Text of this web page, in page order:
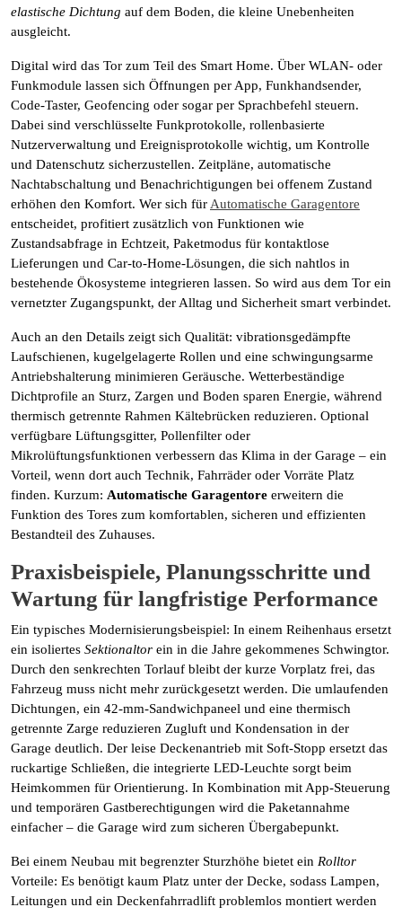
elastische Dichtung auf dem Boden, die kleine Unebenheiten
ausgleicht.
Digital wird das Tor zum Teil des Smart Home. Über WLAN- oder
Funkmodule lassen sich Öffnungen per App, Funkhandsender,
Code-Taster, Geofencing oder sogar per Sprachbefehl steuern.
Dabei sind verschlüsselte Funkprotokolle, rollenbasierte
Nutzerverwaltung und Ereignisprotokolle wichtig, um Kontrolle
und Datenschutz sicherzustellen. Zeitpläne, automatische
Nachtabschaltung und Benachrichtigungen bei offenem Zustand
erhöhen den Komfort. Wer sich für Automatische Garagentore
entscheidet, profitiert zusätzlich von Funktionen wie
Zustandsabfrage in Echtzeit, Paketmodus für kontaktlose
Lieferungen und Car-to-Home-Lösungen, die sich nahtlos in
bestehende Ökosysteme integrieren lassen. So wird aus dem Tor ein
vernetzter Zugangspunkt, der Alltag und Sicherheit smart verbindet.
Auch an den Details zeigt sich Qualität: vibrationsgedämpfte
Laufschienen, kugelgelagerte Rollen und eine schwingungsarme
Antriebshalterung minimieren Geräusche. Wetterbeständige
Dichtprofile an Sturz, Zargen und Boden sparen Energie, während
thermisch getrennte Rahmen Kältebrücken reduzieren. Optional
verfügbare Lüftungsgitter, Pollenfilter oder
Mikrolüftungsfunktionen verbessern das Klima in der Garage – ein
Vorteil, wenn dort auch Technik, Fahrräder oder Vorräte Platz
finden. Kurzum: Automatische Garagentore erweitern die
Funktion des Tores zum komfortablen, sicheren und effizienten
Bestandteil des Zuhauses.
Praxisbeispiele, Planungsschritte und
Wartung für langfristige Performance
Ein typisches Modernisierungsbeispiel: In einem Reihenhaus ersetzt
ein isoliertes Sektionaltor ein in die Jahre gekommenes Schwingtor.
Durch den senkrechten Torlauf bleibt der kurze Vorplatz frei, das
Fahrzeug muss nicht mehr zurückgesetzt werden. Die umlaufenden
Dichtungen, ein 42-mm-Sandwichpaneel und eine thermisch
getrennte Zarge reduzieren Zugluft und Kondensation in der
Garage deutlich. Der leise Deckenantrieb mit Soft-Stopp ersetzt das
ruckartige Schließen, die integrierte LED-Leuchte sorgt beim
Heimkommen für Orientierung. In Kombination mit App-Steuerung
und temporären Gastberechtigungen wird die Paketannahme
einfacher – die Garage wird zum sicheren Übergabepunkt.
Bei einem Neubau mit begrenzter Sturzhöhe bietet ein Rolltor
Vorteile: Es benötigt kaum Platz unter der Decke, sodass Lampen,
Leitungen und ein Deckenfahrradlift problemlos montiert werden